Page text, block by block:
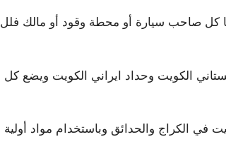
كل صاحب سيارة أو محطة وقود أو مالك فلل
الكويت وحداد ايراني الكويت ويضع كل
الكراج والحدائق وباستخدام مواد أولية